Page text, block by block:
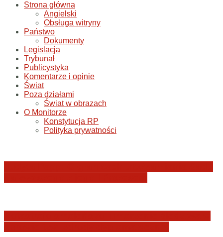
Strona główna
Angielski
Obsługa witryny
Państwo
Dokumenty
Legislacja
Trybunał
Publicystyka
Komentarze i opinie
Świat
Poza działami
Świat w obrazach
O Monitorze
Konstytucja RP
Polityka prywatności